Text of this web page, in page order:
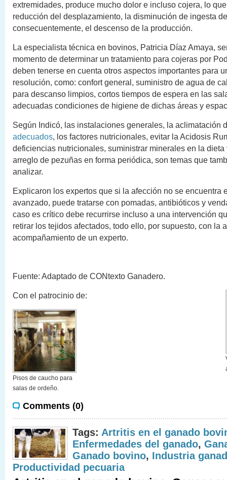
extremidades, produce mucho dolor e incluso cojera, lo
reducción del desplazamiento, la disminución de ingesta
consecuentemente, el descenso de la producción.
La especialista técnica en bovinos, Patricia Díaz Amaya,
momento de determinar un tratamiento para cojeras por
deben tenerse en cuenta otros aspectos importantes para
resolución, como: confort general, suministro de agua de
para descanso limpios, cortos tiempos de espera en las
adecuadas condiciones de higiene de dichas áreas y
Según Indicó, las instalaciones generales, la aclimatación
adecuados, los factores nutricionales, evitar la Acidosis
deficiencias nutricionales, suministrar minerales en la dieta
arreglo de pezuñas en forma periódica, son temas que
analizar.
Explicaron los expertos que si la afección no se encuentra
avanzado, puede tratarse con pomadas, antibióticos y
caso es crítico debe recurrirse incluso a una intervención
retirar los tejidos afectados, todo ello, por supuesto, con la
acompañamiento de un experto.
Fuente: Adaptado de CONtexto Ganadero.
Con el patrocinio de:
Pisos de caucho para
salas de ordeño.
Comments (0)
Tags: Artritis en el ganado
Enfermedades del ganado,
Ganado bovino, Industria
Productividad pecuaria